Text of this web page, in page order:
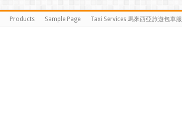
Products Sample Page Taxi Services 馬來西亞旅遊包車